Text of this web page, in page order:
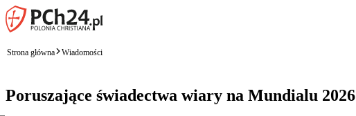
Strona główna Wiadomości
Poruszające świadectwa wiary na Mundialu 2026